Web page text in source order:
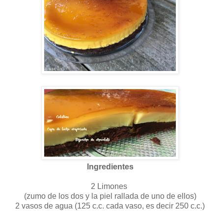
Ingredientes
2 Limones
(zumo de los dos y la piel rallada de uno de ellos)
2 vasos de agua (125 c.c. cada vaso, es decir 250 c.c.)